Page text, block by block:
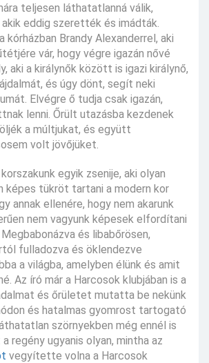
teljesen láthatatlanná válik,
eddig szerették és imádták.
kórházban Brandy Alexanderrel, aki
vár, hogy végre igazán nővé
aki a királynők között is igazi királynő,
és úgy dönt, segít neki
Elvégre ő tudja csak igazán,
lenni. Őrült utazásba kezdenek
a múltjukat, és együtt
volt jövőjüket.
egyik zsenije, aki olyan
képes tükröt tartani a modern kor
annak ellenére, hogy nem akarunk
nem vagyunk képesek elfordítani
és libabőrösen,
fulladozva és öklendezve
a világba, amelyben élünk és amit
Az író már a Harcosok klubjában is a
és őrületet mutatta be nekünk
és hatalmas gyomrost tartogató
szörnyekben még ennél is
regény ugyanis olyan, mintha az
vegyítette volna a Harcosok